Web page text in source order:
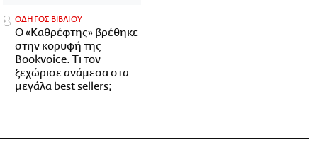
ΟΔΗΓΟΣ ΒΙΒΛΙΟΥ
Ο «Καθρέφτης» βρέθηκε
στην κορυφή της
Bookvoice. Τι τον
ξεχώρισε ανάμεσα στα
μεγάλα best sellers;